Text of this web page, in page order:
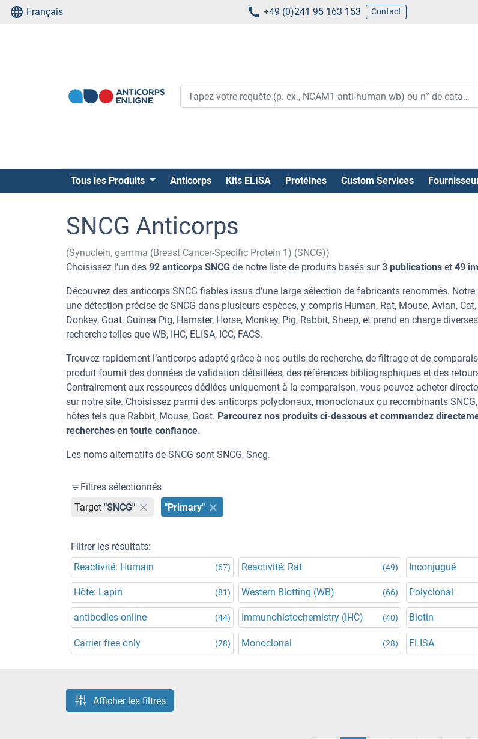
Français +49 (0)241 95 163 153 Contact
Tous les Produits Anticorps Kits ELISA Protéines Custom Services
SNCG Anticorps
(Synuclein, gamma (Breast Cancer-Specific Protein 1) (SNCG))
Choisissez l’un des 92 anticorps SNCG de notre liste de produits basés sur3 publications et 49
Découvrez des anticorps SNCG fiables issus d’une large sélection de fabricants renommés.
une détection précise de SNCG dans plusieurs espèces, y compris Human, Rat, Mouse, Avian, Cat,
Donkey, Goat, Guinea Pig, Hamster, Horse, Monkey, Pig, Rabbit, Sheep, et prend en charge
recherche telles que WB, IHC, ELISA, ICC, FACS.
Trouvez rapidement l’anticorps adapté grâce à nos outils de recherche, de filtrage et de
produit fournit des données de validation détaillées, des références bibliographiques et des
Contrairement aux ressources dédiées uniquement à la comparaison, vous pouvez acheter
sur notre site. Choisissez parmi des anticorps polyclonaux, monoclonaux ou recombinants
hôtes tels que Rabbit, Mouse, Goat. Parcourez nos produits ci-dessous et commandez
recherches en toute confiance.
Les noms alternatifs de SNCG sont SNCG, Sncg.
Filtres sélectionnés
Target "SNCG" "Primary"
Filtrer les résultats:
Reactivité: Humain
(67) Reactivité: Rat (49) Inconjugué
Hôte: Lapin (81) Western Blotting (WB) (66) Polyclonal
antibodies-online (44) Immunohistochemistry (IHC) (40) Biotin
Carrier free only (28) Monoclonal (28) ELISA
Afficher les filtres